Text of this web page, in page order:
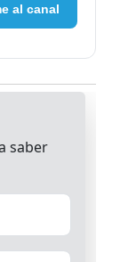
al canal